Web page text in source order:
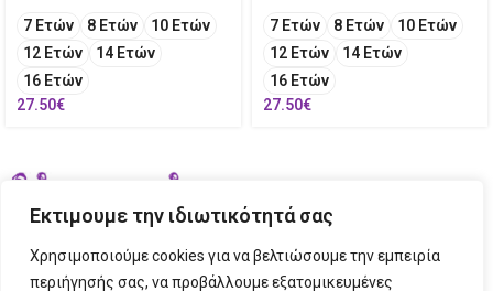
Εκτιμουμε την ιδιωτικότητά σας
Χρησιμοποιούμε cookies για να βελτιώσουμε την εμπειρία
περιήγησής σας, να προβάλλουμε εξατομικευμένες
7 Ετών 8 Ετών
10 Ετών
12 Ετών
14 Ετών
16 Ετών
27.50€
7 Ετών 8 Ετών
10 Ετών
12 Ετών
14 Ετών
16 Ετών
27.50€